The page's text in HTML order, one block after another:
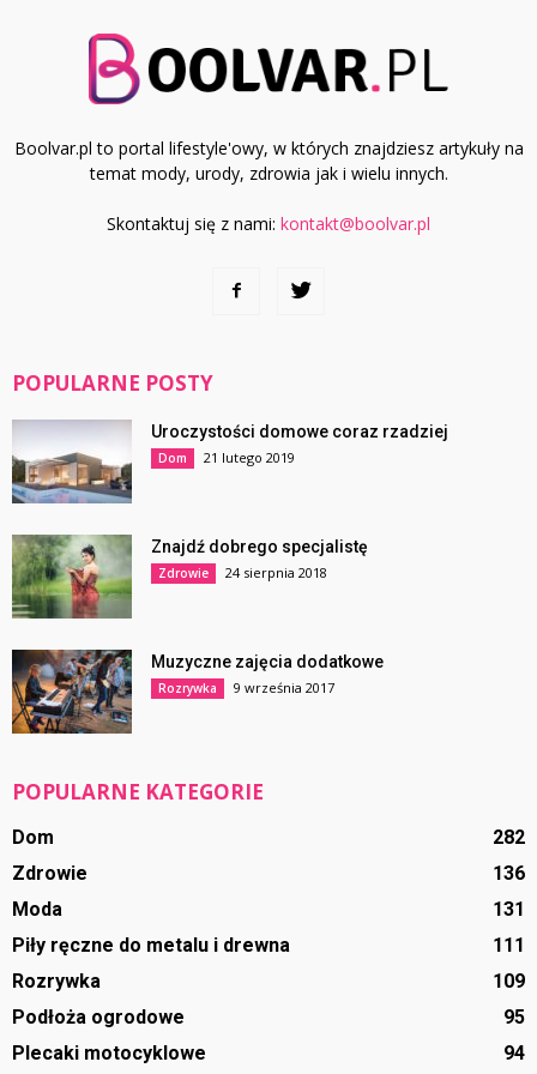
Boolvar.pl to portal lifestyle'owy, w których znajdziesz artykuły na
temat mody, urody, zdrowia jak i wielu innych.
Skontaktuj się z nami: kontakt@boolvar.pl
POPULARNE POSTY
Uroczystości domowe coraz rzadziej
Dom 21 lutego 2019
Znajdź dobrego specjalistę
Zdrowie 24 sierpnia 2018
Muzyczne zajęcia dodatkowe
Rozrywka 9 września 2017
POPULARNE KATEGORIE
Dom
282
Zdrowie
136
Moda
131
Piły ręczne do metalu i drewna
111
Rozrywka
109
Podłoża ogrodowe
95
Plecaki motocyklowe
94